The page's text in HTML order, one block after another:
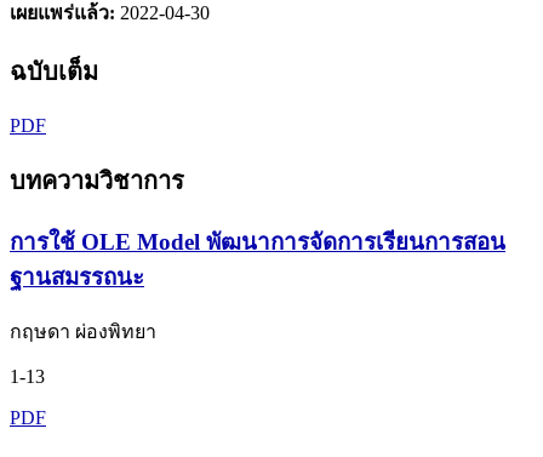
เผยแพร่แล้ว: 2022-04-30
ฉบับเต็ม
PDF
บทความวิชาการ
การใช้ OLE Model พัฒนาการจัดการเรียนการสอน
ฐานสมรรถนะ
กฤษดา ผ่องพิทยา
1-13
PDF